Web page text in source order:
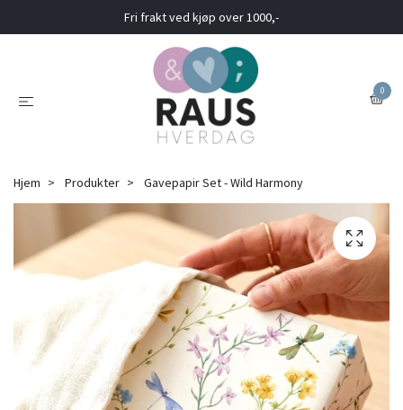
Fri frakt ved kjøp over 1000,-
0
Hjem Produkter Gavepapir Set - Wild Harmony